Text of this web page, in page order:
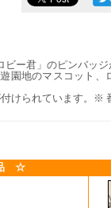
ー君」のピンバッジ
園地のマスコット、
けられています。※
☆